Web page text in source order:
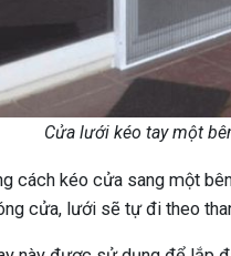
Cửa lưới kéo tay một
cách kéo cửa sang một
cửa, lưới sẽ tự đi theo